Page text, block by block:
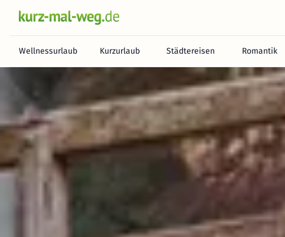
Wellnessurlaub Kurzurlaub Städtereisen Romantik